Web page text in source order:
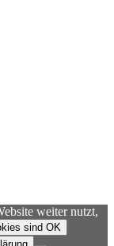
weiter nutzt,
sind OK